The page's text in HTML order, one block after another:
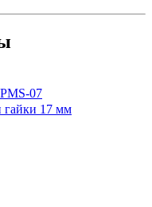
07
гайки 17 мм